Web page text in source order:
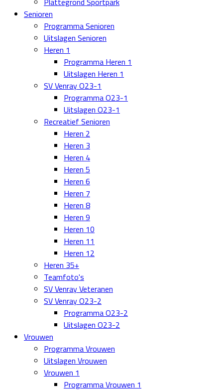
Senioren
Programma Senioren
Uitslagen Senioren
Heren 1
Programma Heren 1
Uitslagen Heren 1
SV Venray O23-1
Programma O23-1
Uitslagen O23-1
Recreatief Senioren
Heren 2
Heren 3
Heren 4
Heren 5
Heren 6
Heren 7
Heren 8
Heren 9
Heren 10
Heren 11
Heren 12
Heren 35+
Teamfoto's
SV Venray Veteranen
SV Venray O23-2
Programma O23-2
Uitslagen O23-2
Vrouwen
Programma Vrouwen
Uitslagen Vrouwen
Vrouwen 1
Programma Vrouwen 1